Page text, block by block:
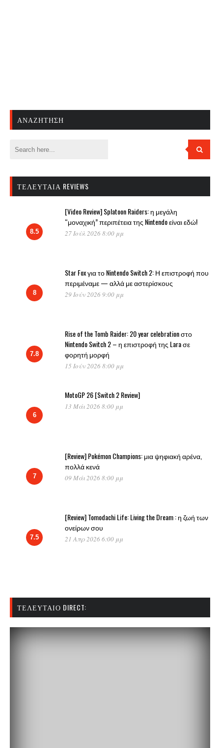
ΑΝΑΖΉΤΗΣΗ
ΤΕΛΕΥΤΑΊΑ REVIEWS
8.5
[Video Review] Splatoon Raiders: η μεγάλη
“μοναχική” περιπέτεια της Nintendo είναι εδώ!
27 Ιούλ 2026 8:00 μμ
8
Star Fox για το Nintendo Switch 2: Η επιστροφή που
περιμέναμε — αλλά με αστερίσκους
29 Ιούν 2026 9:00 μμ
7.8
Rise of the Tomb Raider: 20 year celebration στο
Nintendo Switch 2 – η επιστροφή της Lara σε
φορητή μορφή
15 Ιούν 2026 8:00 μμ
6
MotoGP 26 [Switch 2 Review]
13 Μάι 2026 8:00 μμ
7
[Review] Pokémon Champions: μια ψηφιακή αρένα,
πολλά κενά
09 Μάι 2026 8:00 μμ
7.5
[Review] Tomodachi Life: Living the Dream : η ζωή των
ονείρων σου
21 Απρ 2026 6:00 μμ
ΤΕΛΕΥΤΑΊΟ DIRECT: